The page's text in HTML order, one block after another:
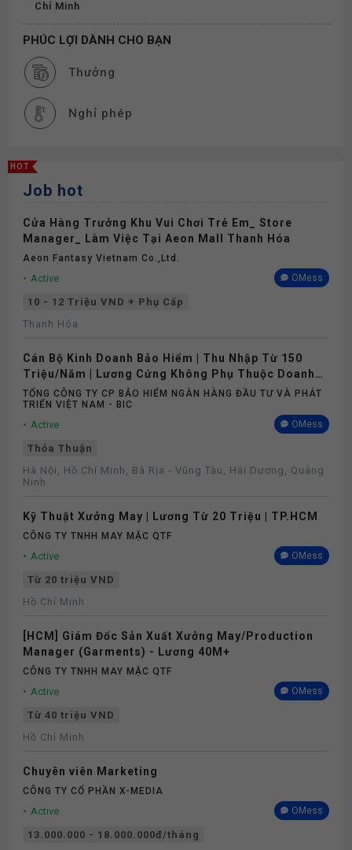
Chí Minh
PHÚC LỢI DÀNH CHO BẠN
Thưởng
Nghỉ phép
HOT
Job hot
Cửa Hàng Trưởng Khu Vui Chơi Trẻ Em_ Store
Manager_ Làm Việc Tại Aeon Mall Thanh Hóa
Aeon Fantasy Vietnam Co.,ltd.
Active OMess
10 - 12 Triệu VND + Phụ Cấp
Thanh Hóa
Cán Bộ Kinh Doanh Bảo Hiểm | Thu Nhập Từ 150
Triệu/Năm | Lương Cứng Không Phụ Thuộc Doanh
Số
TỔNG CÔNG TY CP BẢO HIỂM NGÂN HÀNG ĐẦU TƯ VÀ PHÁT
TRIỂN VIỆT NAM - BIC
Active OMess
Thỏa Thuận
Hà Nội, Hồ Chí Minh, Bà Rịa - Vũng Tàu, Hải Dương, Quảng
Ninh
Kỹ Thuật Xưởng May | Lương Từ 20 Triệu | TP.HCM
CÔNG TY TNHH MAY MẶC QTF
Active OMess
Từ 20 triệu VND
Hồ Chí Minh
[HCM] Giám Đốc Sản Xuất Xưởng May/Production
Manager (Garments) - Lương 40M+
CÔNG TY TNHH MAY MẶC QTF
Active OMess
Từ 40 triệu VND
Hồ Chí Minh
Chuyên viên Marketing
CÔNG TY CỔ PHẦN X-MEDIA
Active OMess
13.000.000 - 18.000.000đ/tháng